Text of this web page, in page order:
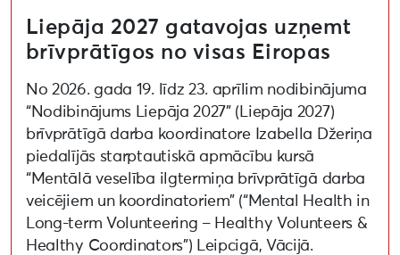
Liepāja 2027 gatavojas uzņemt
brīvprātīgos no visas Eiropas
No 2026. gada 19. līdz 23. aprīlim nodibinājuma
“Nodibinājums Liepāja 2027” (Liepāja 2027)
brīvprātīgā darba koordinatore Izabella Džeriņa
piedalījās starptautiskā apmācību kursā
“Mentālā veselība ilgtermiņa brīvprātīgā darba
veicējiem un koordinatoriem” (“Mental Health in
Long-term Volunteering – Healthy Volunteers &
Healthy Coordinators”) Leipcigā, Vācijā.